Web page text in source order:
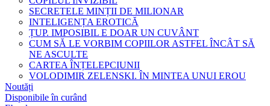
SECRETELE MINȚII DE MILIONAR
INTELIGENȚA EROTICĂ
ȚUP. IMPOSIBIL E DOAR UN CUVÂNT
CUM SĂ LE VORBIM COPIILOR ASTFEL ÎNCÂT SĂ
NE ASCULTE
CARTEA ÎNȚELEPCIUNII
VOLODIMIR ZELENSKI. ÎN MINTEA UNUI EROU
Noutăți
Disponibile în curând